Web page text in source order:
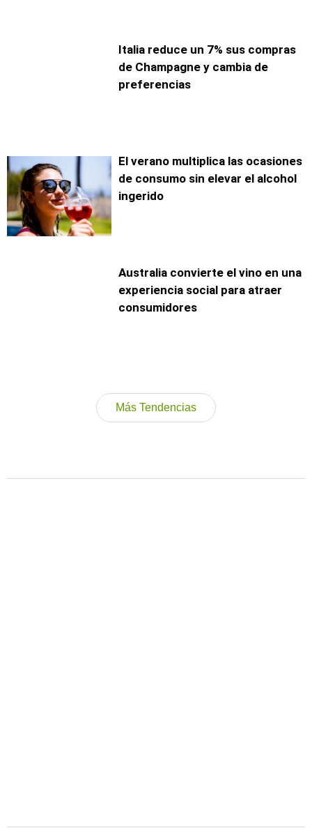
Italia reduce un 7% sus compras
de Champagne y cambia de
preferencias
El verano multiplica las ocasiones
de consumo sin elevar el alcohol
ingerido
Australia convierte el vino en una
experiencia social para atraer
consumidores
Más Tendencias